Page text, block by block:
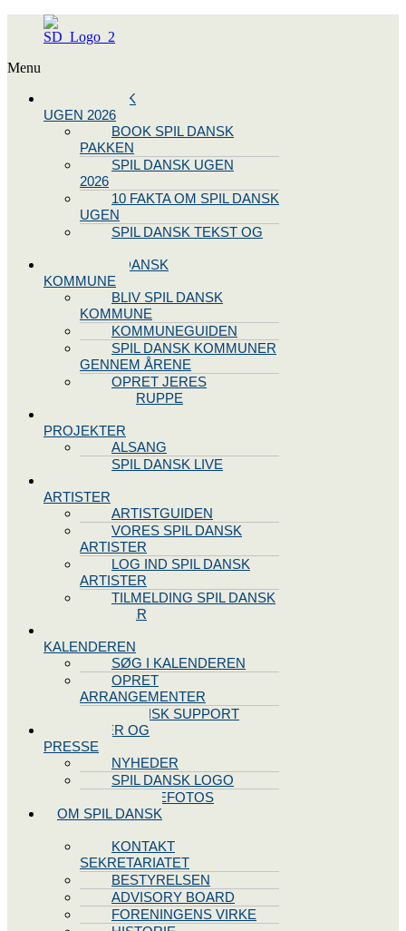
Menu
SPIL DANSK
UGEN 2026
BOOK SPIL DANSK
PAKKEN
SPIL DANSK UGEN
2026
10 FAKTA OM SPIL DANSK
UGEN
SPIL DANSK TEKST OG
BLIV SPIL DANSK
KOMMUNE
BLIV SPIL DANSK
KOMMUNE
KOMMUNEGUIDEN
SPIL DANSK KOMMUNER
GENNEM ÅRENE
OPRET JERES
STYREGRUPPE
PROJEKTER
ALSANG
SPIL DANSK LIVE
ARTISTER
ARTISTGUIDEN
VORES SPIL DANSK
ARTISTER
LOG IND SPIL DANSK
ARTISTER
TILMELDING SPIL DANSK
ARTISTER
KALENDEREN
SØG I KALENDEREN
OPRET
ARRANGEMENTER
TEKNISK SUPPORT
NYHEDER OG
PRESSE
NYHEDER
SPIL DANSK LOGO
PRESSEFOTOS
OM SPIL DANSK
KONTAKT
SEKRETARIATET
BESTYRELSEN
ADVISORY BOARD
FORENINGENS VIRKE